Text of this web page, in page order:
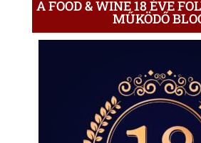
A FOOD & WINE 18 ÉVE
MŰKÖDŐ